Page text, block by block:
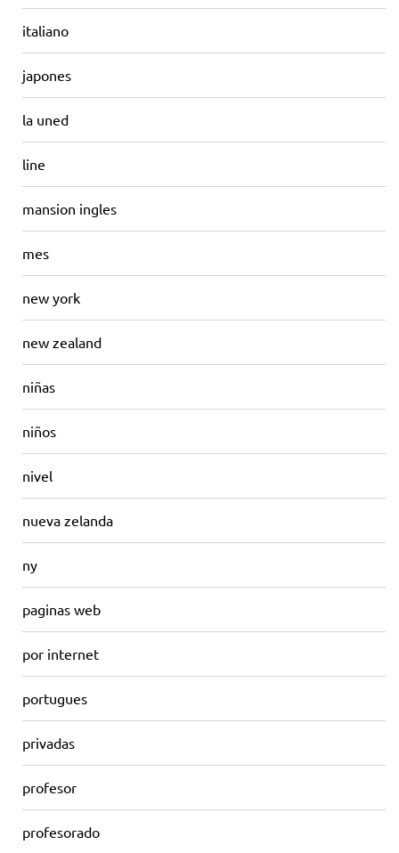
italiano
japones
la uned
line
mansion ingles
mes
new york
new zealand
niñas
niños
nivel
nueva zelanda
ny
paginas web
por internet
portugues
privadas
profesor
profesorado